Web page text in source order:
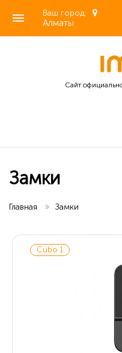
Ваш город:
Алматы
Сайт
Замки
Главная Замки
Cubo 1